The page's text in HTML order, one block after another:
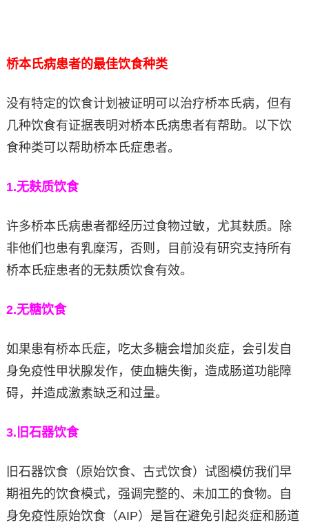
桥本氏病患者的最佳饮食种类
没有特定的饮食计划被证明可以治疗桥本氏病，但有
几种饮食有证据表明对桥本氏病患者有帮助。以下饮
食种类可以帮助桥本氏症患者。
1.无麸质饮食
许多桥本氏病患者都经历过食物过敏，尤其麸质。除
非他们也患有乳糜泻，否则，目前没有研究支持所有
桥本氏症患者的无麸质饮食有效。
2.无糖饮食
如果患有桥本氏症，吃太多糖会增加炎症，会引发自
身免疫性甲状腺发作，使血糖失衡，造成肠道功能障
碍，并造成激素缺乏和过量。
3. 旧石器饮食
旧石器饮食（原始饮食、古式饮食）试图模仿我们早
期祖先的饮食模式，强调完整的、未加工的食物。自
身免疫性原始饮食（AIP）是旨在避免引起炎症和肠道